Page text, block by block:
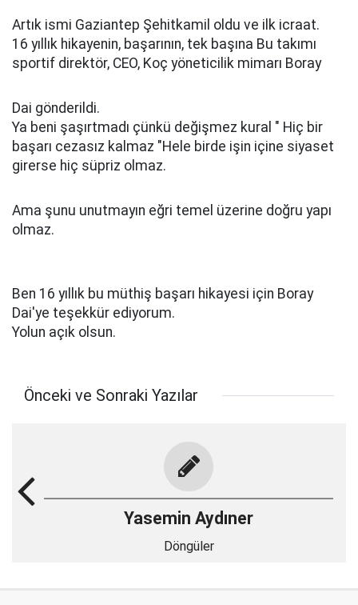
Artık ismi Gaziantep Şehitkamil oldu ve ilk icraat.
16 yıllık hikayenin, başarının, tek başına Bu takımı
sportif direktör, CEO, Koç yöneticilik mimarı Boray
Dai gönderildi.
Ya beni şaşırtmadı çünkü değişmez kural " Hiç bir
başarı cezasız kalmaz "Hele birde işin içine siyaset
girerse hiç süpriz olmaz.
Ama şunu unutmayın eğri temel üzerine doğru yapı
olmaz.
Ben 16 yıllık bu müthiş başarı hikayesi için Boray
Dai'ye teşekkür ediyorum.
Yolun açık olsun.
Önceki ve Sonraki Yazılar
Yasemin Aydıner
Döngüler